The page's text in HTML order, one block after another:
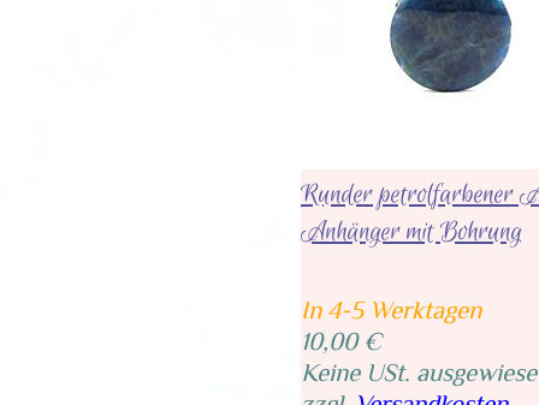
Runder petrolfarbener
Anhänger mit Bohrung
In 4-5 Werktagen
10,00 €
Keine USt.